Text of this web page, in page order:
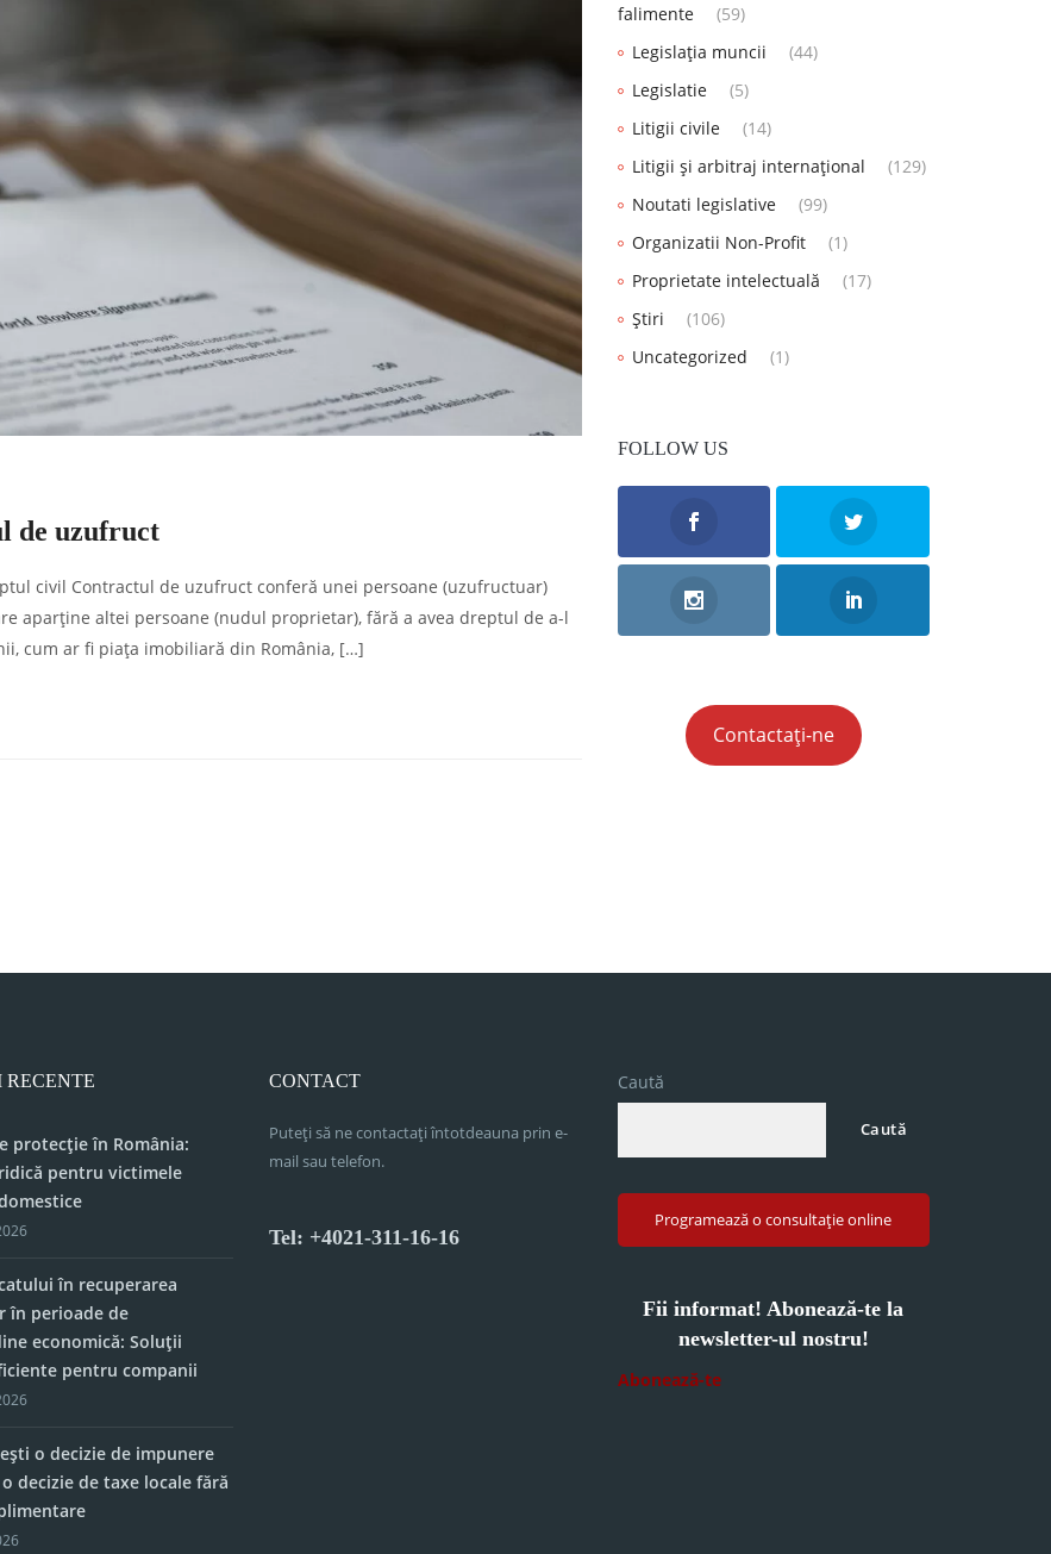
de uzufruct
civil Contractul de uzufruct conferă unei persoane (uzufructuar)
aparține altei persoane (nudul proprietar), fără a avea dreptul de a-l
cum ar fi piața imobiliară din România, […]
falimente
(59)
Legislația muncii
(44)
Legislatie
(5)
Litigii civile
(14)
Litigii și arbitraj internațional
(129)
Noutati legislative
(99)
Organizatii Non-Profit
(1)
Proprietate intelectuală
(17)
Știri
(106)
Uncategorized
(1)
FOLLOW US
Contactați-ne
RECENTE
protecție în România:
pentru victimele
în recuperarea
în perioade de
economică: Soluții
pentru companii
o decizie de impunere
o decizie de taxe locale fără
CONTACT
Puteți să ne contactați întotdeauna prin e-
mail sau telefon.
Tel: +4021-311-16-16
Caută
Caută
Programează o consultație online
Fii informat! Abonează-te la
newsletter-ul nostru!
Abonează-te